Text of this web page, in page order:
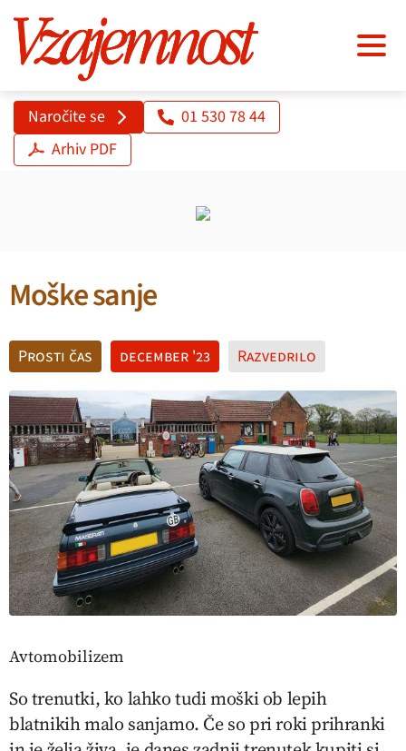
Naročite se
01 530 78 44
Arhiv PDF
Moške sanje
Prosti čas december '23 Razvedrilo
Avtomobilizem
So trenutki, ko lahko tudi moški ob lepih
blatnikih malo sanjamo. Če so pri roki prihranki